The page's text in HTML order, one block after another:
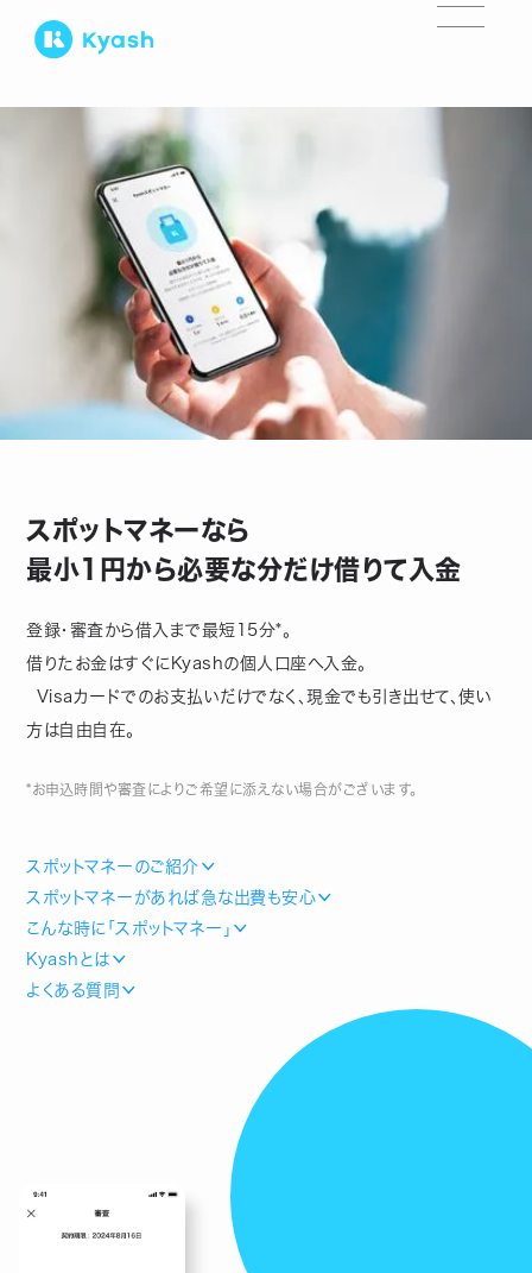
スポットマネーなら
最小1円から必要な分だけ借りて入金
登録・審査から借入まで最短15分*。
借りたお金はすぐにKyashの個人口座へ入金。
Visaカードでのお支払いだけでなく、現金でも引き出せて、使い
方は自由自在。
*お申込時間や審査によりご希望に添えない場合がございます。
スポットマネーのご紹介
スポットマネーがあれば急な出費も安心
こんな時に「スポットマネー」
Kyashとは
よくある質問